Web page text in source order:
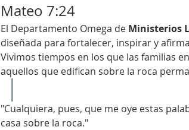
Mateo 7:24
El Departamento Omega de Ministerios
diseñada para fortalecer, inspirar y
Vivimos tiempos en los que las familias
aquellos que edifican sobre la roca
"Cualquiera, pues, que me oye estas
casa sobre la roca."